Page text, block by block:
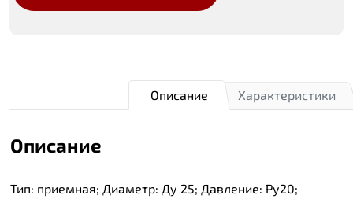
Характеристики
Описание
Описание
Тип: приемная; Диаметр: Ду 25; Давление: Ру20;